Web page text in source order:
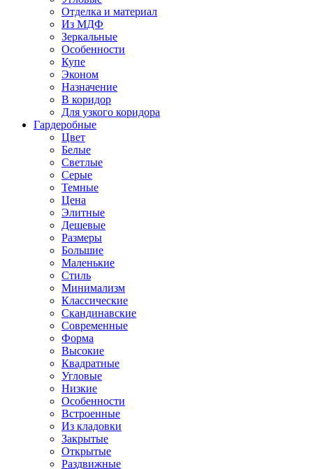
Отделка и материал
Из МДФ
Зеркальные
Особенности
Купе
Эконом
Назначение
В коридор
Для узкого коридора
Гардеробные
Цвет
Белые
Светлые
Серые
Темные
Цена
Элитные
Дешевые
Размеры
Большие
Маленькие
Стиль
Минимализм
Классические
Скандинавские
Современные
Форма
Высокие
Квадратные
Угловые
Низкие
Особенности
Встроенные
Из кладовки
Закрытые
Открытые
Раздвижные